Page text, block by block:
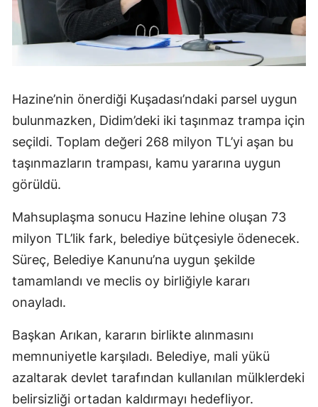
Hazine’nin önerdiği Kuşadası’ndaki parsel uygun
bulunmazken, Didim’deki iki taşınmaz trampa için
seçildi. Toplam değeri 268 milyon TL’yi aşan bu
taşınmazların trampası, kamu yararına uygun
görüldü.
Mahsuplaşma sonucu Hazine lehine oluşan 73
milyon TL’lik fark, belediye bütçesiyle ödenecek.
Süreç, Belediye Kanunu’na uygun şekilde
tamamlandı ve meclis oy birliğiyle kararı
onayladı.
Başkan Arıkan, kararın birlikte alınmasını
memnuniyetle karşıladı. Belediye, mali yükü
azaltarak devlet tarafından kullanılan mülklerdeki
belirsizliği ortadan kaldırmayı hedefliyor.